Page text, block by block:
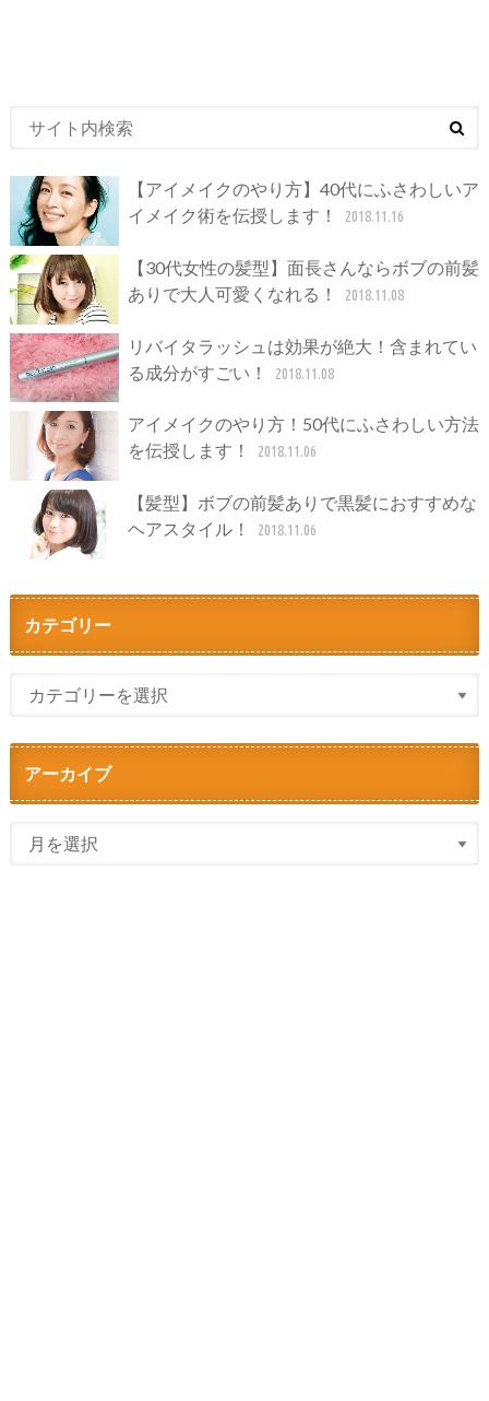
【アイメイクのやり方】40代にふさわしいア
イメイク術を伝授します！
2018.11.16
【30代女性の髪型】面長さんならボブの前髪
ありで大人可愛くなれる！
2018.11.08
リバイタラッシュは効果が絶大！含まれてい
る成分がすごい！
2018.11.08
アイメイクのやり方！50代にふさわしい方法
を伝授します！
2018.11.06
【髪型】ボブの前髪ありで黒髪におすすめな
ヘアスタイル！
2018.11.06
カテゴリー
アーカイブ